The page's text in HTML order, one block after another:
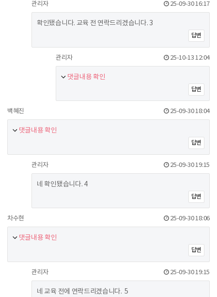
관리자 25-09-30 16:17
확인됐습니다. 교육 전 연락드리겠습니다. 3
답변
관리자 25-10-13 12:04
댓글내용 확인
답변
백혜진 25-09-30 18:04
댓글내용 확인
답변
관리자 25-09-30 19:15
네 확인됐습니다. 4
답변
차수현 25-09-30 18:06
댓글내용 확인
답변
관리자 25-09-30 19:15
네 교육 전에 연락드리겠습니다. 5